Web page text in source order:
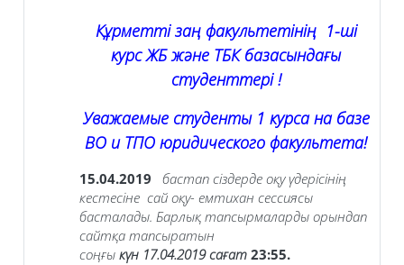
Құрметті заң факультетінің 1-ші
курс ЖБ және ТБК базасындағы
студенттері !
Уважаемые студенты 1 курса на базе
ВО и ТПО юридического факультета!
15.04.2019
бастап сіздерде оқу үдерісінің
кестесіне сай оқу- емтихан сессиясы
басталады. Барлық тапсырмаларды орындап
сайтқа тапсыратын
соңғы күн 17.04.2019сағат 23:55.